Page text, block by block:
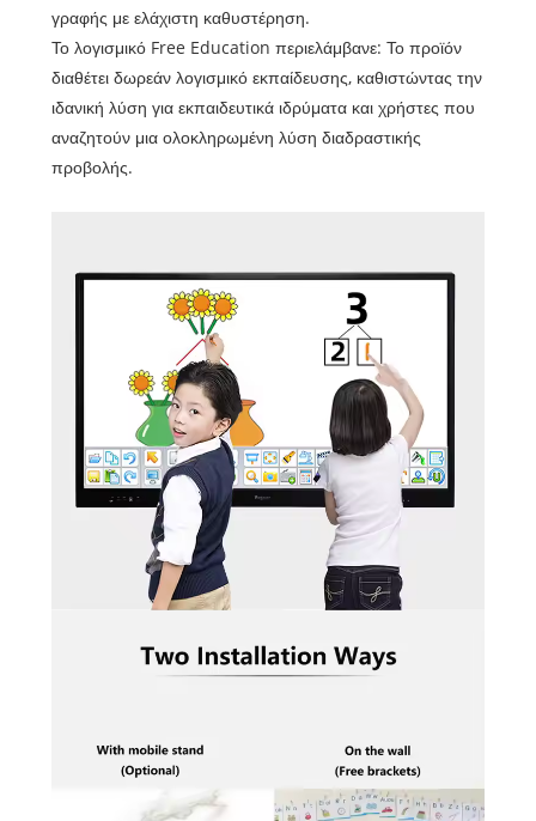
γραφής με ελάχιστη καθυστέρηση.
Το λογισμικό Free Education περιελάμβανε: Το προϊόν
διαθέτει δωρεάν λογισμικό εκπαίδευσης, καθιστώντας την
ιδανική λύση για εκπαιδευτικά ιδρύματα και χρήστες που
αναζητούν μια ολοκληρωμένη λύση διαδραστικής
προβολής.